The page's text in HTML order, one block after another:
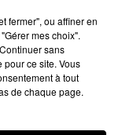
ÉMISSION DU
fermer", ou affiner en
mes choix".
sans
pour ce site. Vous
à tout
de chaque page.